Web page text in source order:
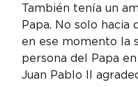
También tenía un
Papa. No solo hacia
en ese momento la
persona del Papa
Juan Pablo II